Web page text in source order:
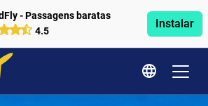
- Passagens baratas
4.5
Instalar